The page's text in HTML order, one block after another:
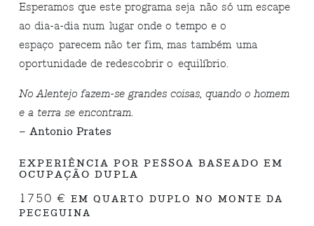
Esperamos que este programa seja não só um escape
ao dia-a-dia num lugar onde o tempo e o
espaço parecem não ter fim, mas também uma
oportunidade de redescobrir o equilíbrio.
No Alentejo fazem-se grandes coisas, quando o homem
e a terra se encontram.
– Antonio Prates
EXPERIÊNCIA POR PESSOA BASEADO EM
OCUPAÇÃO DUPLA
1750 €EM QUARTO DUPLO NO MONTE DA
PECEGUINA